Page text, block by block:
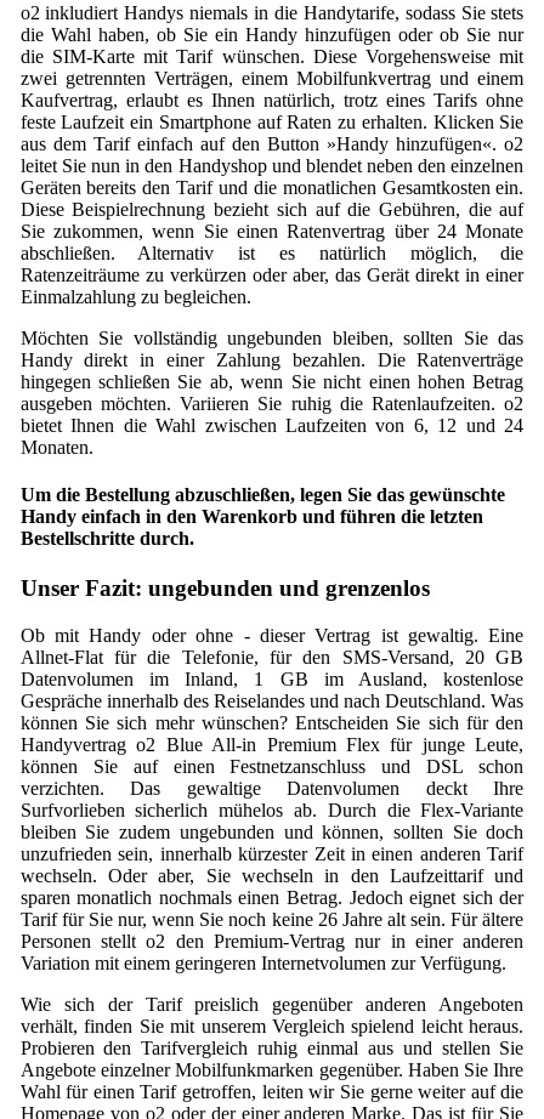
o2 inkludiert Handys niemals in die Handytarife, sodass Sie stets
die Wahl haben, ob Sie ein Handy hinzufügen oder ob Sie nur
die SIM-Karte mit Tarif wünschen. Diese Vorgehensweise mit
zwei getrennten Verträgen, einem Mobilfunkvertrag und einem
Kaufvertrag, erlaubt es Ihnen natürlich, trotz eines Tarifs ohne
feste Laufzeit ein Smartphone auf Raten zu erhalten. Klicken Sie
aus dem Tarif einfach auf den Button »Handy hinzufügen«. o2
leitet Sie nun in den Handyshop und blendet neben den einzelnen
Geräten bereits den Tarif und die monatlichen Gesamtkosten ein.
Diese Beispielrechnung bezieht sich auf die Gebühren, die auf
Sie zukommen, wenn Sie einen Ratenvertrag über 24 Monate
abschließen. Alternativ ist es natürlich möglich, die
Ratenzeiträume zu verkürzen oder aber, das Gerät direkt in einer
Einmalzahlung zu begleichen.
Möchten Sie vollständig ungebunden bleiben, sollten Sie das
Handy direkt in einer Zahlung bezahlen. Die Ratenverträge
hingegen schließen Sie ab, wenn Sie nicht einen hohen Betrag
ausgeben möchten. Variieren Sie ruhig die Ratenlaufzeiten. o2
bietet Ihnen die Wahl zwischen Laufzeiten von 6, 12 und 24
Monaten.
Um die Bestellung abzuschließen, legen Sie das gewünschte
Handy einfach in den Warenkorb und führen die letzten
Bestellschritte durch.
Unser Fazit: ungebunden und grenzenlos
Ob mit Handy oder ohne - dieser Vertrag ist gewaltig. Eine
Allnet-Flat für die Telefonie, für den SMS-Versand, 20 GB
Datenvolumen im Inland, 1 GB im Ausland, kostenlose
Gespräche innerhalb des Reiselandes und nach Deutschland. Was
können Sie sich mehr wünschen? Entscheiden Sie sich für den
Handyvertrag o2 Blue All-in Premium Flex für junge Leute,
können Sie auf einen Festnetzanschluss und DSL schon
verzichten. Das gewaltige Datenvolumen deckt Ihre
Surfvorlieben sicherlich mühelos ab. Durch die Flex-Variante
bleiben Sie zudem ungebunden und können, sollten Sie doch
unzufrieden sein, innerhalb kürzester Zeit in einen anderen Tarif
wechseln. Oder aber, Sie wechseln in den Laufzeittarif und
sparen monatlich nochmals einen Betrag. Jedoch eignet sich der
Tarif für Sie nur, wenn Sie noch keine 26 Jahre alt sein. Für ältere
Personen stellt o2 den Premium-Vertrag nur in einer anderen
Variation mit einem geringeren Internetvolumen zur Verfügung.
Wie sich der Tarif preislich gegenüber anderen Angeboten
verhält, finden Sie mit unserem Vergleich spielend leicht heraus.
Probieren den Tarifvergleich ruhig einmal aus und stellen Sie
Angebote einzelner Mobilfunkmarken gegenüber. Haben Sie Ihre
Wahl für einen Tarif getroffen, leiten wir Sie gerne weiter auf die
Homepage von o2 oder der einer anderen Marke. Das ist für Sie